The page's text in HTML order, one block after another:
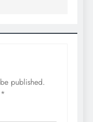
published.
*